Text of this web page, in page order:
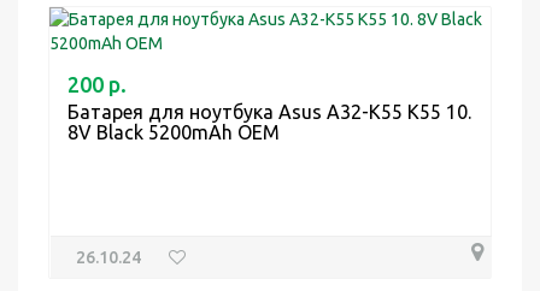
200 р.
Батарея для ноутбука Asus A32-K55 K55 10.
8V Black 5200mAh OEM
26.10.24